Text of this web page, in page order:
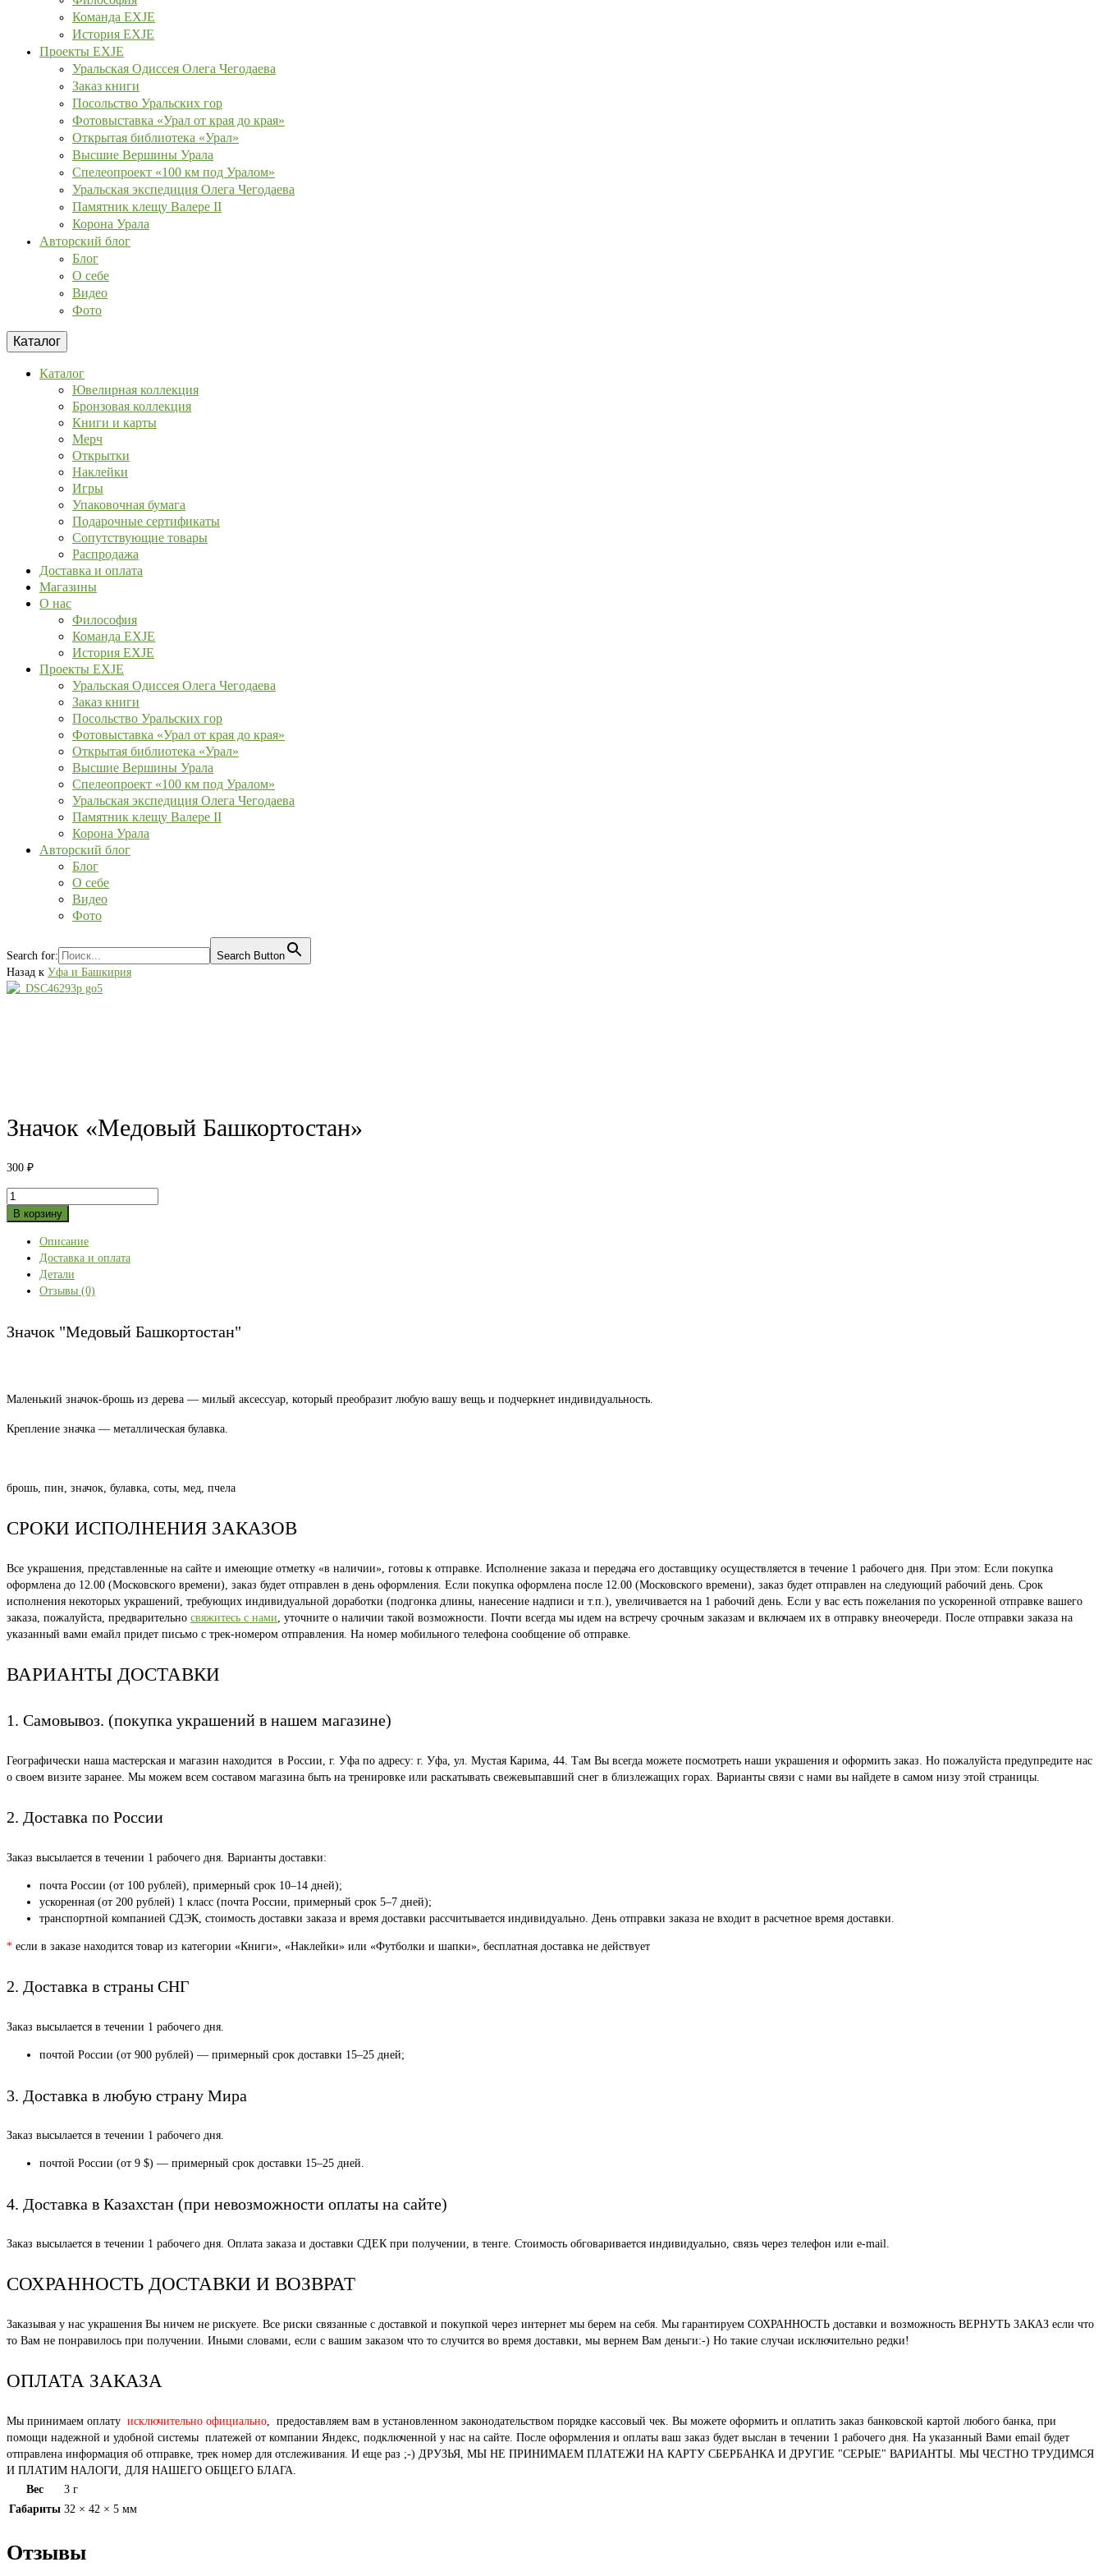
Команда EXJE
История EXJE
Проекты EXJE
Уральская Одиссея Олега Чегодаева
Заказ книги
Посольство Уральских гор
Фотовыставка «Урал от края до края»
Открытая библиотека «Урал»
Высшие Вершины Урала
Спелеопроект «100 км под Уралом»
Уральская экспедиция Олега Чегодаева
Памятник клещу Валере II
Корона Урала
Авторский блог
Блог
О себе
Видео
Фото
Каталог
Каталог
Ювелирная коллекция
Бронзовая коллекция
Книги и карты
Мерч
Открытки
Наклейки
Игры
Упаковочная бумага
Подарочные сертификаты
Сопутствующие товары
Распродажа
Доставка и оплата
Магазины
О нас
Философия
Команда EXJE
История EXJE
Проекты EXJE
Уральская Одиссея Олега Чегодаева
Заказ книги
Посольство Уральских гор
Фотовыставка «Урал от края до края»
Открытая библиотека «Урал»
Высшие Вершины Урала
Спелеопроект «100 км под Уралом»
Уральская экспедиция Олега Чегодаева
Памятник клещу Валере II
Корона Урала
Авторский блог
Блог
О себе
Видео
Фото
Search for:
Search Button
Назад к Уфа и Башкирия
Значок «Медовый Башкортостан»
300 ₽
Количество
товара
"Медовый
Башкортостан"
В корзину
Описание
Доставка и оплата
Детали
Отзывы (0)
Значок "Медовый Башкортостан"
Маленький значок-брошь из дерева — милый аксессуар, который преобразит любую вашу вещь и подчеркнет индивидуальность.
Крепление значка — металлическая булавка.
брошь, пин, значок, булавка, соты, мед, пчела
СРОКИ ИСПОЛНЕНИЯ ЗАКАЗОВ
Все украшения, представленные на сайте и имеющие отметку «в наличии», готовы к отправке. Исполнение заказа и передача его доставщику осуществляется в течение 1 рабочего дня. При этом: Если покупка
оформлена до 12.00 (Московского времени), заказ будет отправлен в день оформления. Если покупка оформлена после 12.00 (Московского времени), заказ будет отправлен на следующий рабочий день. Срок
исполнения некоторых украшений, требующих индивидуальной доработки (подгонка длины, нанесение надписи и т.п.), увеличивается на 1 рабочий день. Если у вас есть пожелания по ускоренной отправке вашего
заказа, пожалуйста, предварительно свяжитесь с нами, уточните о наличии такой возможности. Почти всегда мы идем на встречу срочным заказам и включаем их в отправку внеочереди. После отправки заказа на
указанный вами емайл придет письмо с трек-номером отправления. На номер мобильного телефона сообщение об отправке.
ВАРИАНТЫ ДОСТАВКИ
1. Самовывоз. (покупка украшений в нашем магазине)
Географически наша мастерская и магазин находится в России, г. Уфа по адресу: г. Уфа, ул. Мустая Карима, 44. Там Вы всегда можете посмотреть наши украшения и оформить заказ. Но пожалуйста предупредите нас
о своем визите заранее. Мы можем всем составом магазина быть на тренировке или раскатывать свежевыпавший снег в близлежащих горах. Варианты связи с нами вы найдете в самом низу этой страницы.
2. Доставка по России
Заказ высылается в течении 1 рабочего дня. Варианты доставки:
почта России (от 100 рублей), примерный срок 10–14 дней);
ускоренная (от 200 рублей) 1 класс (почта России, примерный срок 5–7 дней);
транспортной компанией СДЭК, стоимость доставки заказа и время доставки рассчитывается индивидуально. День отправки заказа не входит в расчетное время доставки.
* если в заказе находится товар из категории «Книги», «Наклейки» или «Футболки и шапки», бесплатная доставка не действует
2. Доставка в страны СНГ
Заказ высылается в течении 1 рабочего дня.
почтой России (от 900 рублей) — примерный срок доставки 15–25 дней;
3. Доставка в любую страну Мира
Заказ высылается в течении 1 рабочего дня.
почтой России (от 9 $) — примерный срок доставки 15–25 дней.
4. Доставка в Казахстан (при невозможности оплаты на сайте)
Заказ высылается в течении 1 рабочего дня. Оплата заказа и доставки СДЕК при получении, в тенге. Стоимость обговаривается индивидуально, связь через телефон или e-mail.
СОХРАННОСТЬ ДОСТАВКИ И ВОЗВРАТ
Заказывая у нас украшения Вы ничем не рискуете. Все риски связанные с доставкой и покупкой через интернет мы берем на себя. Мы гарантируем СОХРАННОСТЬ доставки и возможность ВЕРНУТЬ ЗАКАЗ если что
то Вам не понравилось при получении. Иными словами, если с вашим заказом что то случится во время доставки, мы вернем Вам деньги:-) Но такие случаи исключительно редки!
ОПЛАТА ЗАКАЗА
Мы принимаем оплату исключительно официально, предоставляем вам в установленном законодательством порядке кассовый чек. Вы можете оформить и оплатить заказ банковской картой любого банка, при
помощи надежной и удобной системы платежей от компании Яндекс, подключенной у нас на сайте. После оформления и оплаты ваш заказ будет выслан в течении 1 рабочего дня. На указанный Вами email будет
отправлена информация об отправке, трек номер для отслеживания. И еще раз ;-) ДРУЗЬЯ, МЫ НЕ ПРИНИМАЕМ ПЛАТЕЖИ НА КАРТУ СБЕРБАНКА И ДРУГИЕ "СЕРЫЕ" ВАРИАНТЫ. МЫ ЧЕСТНО ТРУДИМСЯ
И ПЛАТИМ НАЛОГИ, ДЛЯ НАШЕГО ОБЩЕГО БЛАГА.
Вес
3 г
Габариты 32 × 42 × 5 мм
Отзывы